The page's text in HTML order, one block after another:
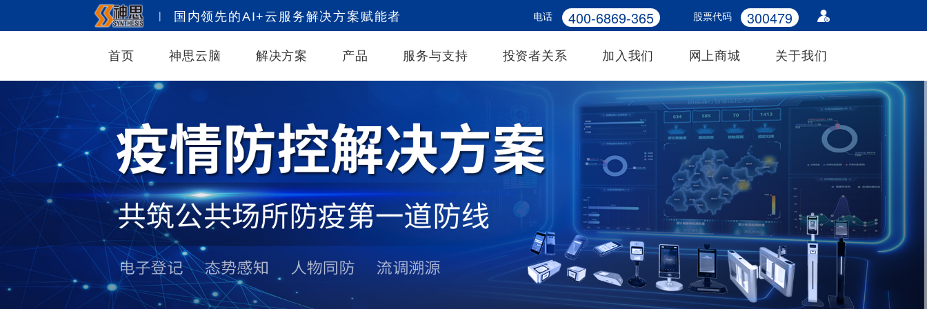
| 国内领先的AI+云服务解决方案赋能者 电话 400-6869-365 股票代码 300479
首页 神思云脑 解决方案 产品 服务与支持 投资者关系 加入我们 网上商城 关于我们